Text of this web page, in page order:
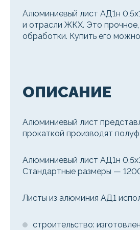
Алюминиевый лист АД1н
и отрасли ЖКХ. Это прочное,
обработки. Купить его
ОПИСАНИЕ
Алюминиевый лист
прокаткой производят
Алюминиевый лист АД1н
Стандартные размеры —
Листы из алюминия АД1
строительство: